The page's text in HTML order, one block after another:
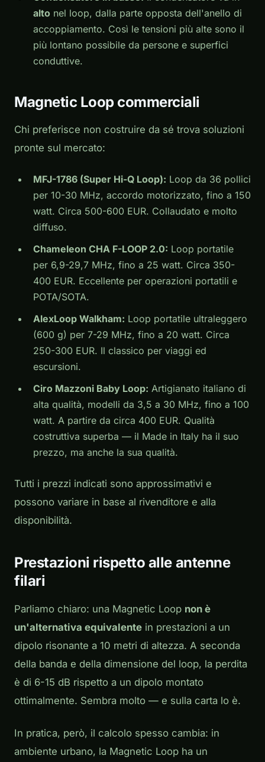
alto nel loop, dalla parte opposta dell'anello di
accoppiamento. Così le tensioni più alte sono il
più lontano possibile da persone e superfici
conduttive.
Magnetic Loop commerciali
Chi preferisce non costruire da sé trova soluzioni
pronte sul mercato:
MFJ-1786 (Super Hi-Q Loop): Loop da 36 pollici
per 10-30 MHz, accordo motorizzato, fino a 150
watt. Circa 500-600 EUR. Collaudato e molto
diffuso.
Chameleon CHA F-LOOP 2.0: Loop portatile
per 6,9-29,7 MHz, fino a 25 watt. Circa 350-
400 EUR. Eccellente per operazioni portatili e
POTA/SOTA.
AlexLoop Walkham: Loop portatile ultraleggero
(600 g) per 7-29 MHz, fino a 20 watt. Circa
250-300 EUR. Il classico per viaggi ed
escursioni.
Ciro Mazzoni Baby Loop: Artigianato italiano di
alta qualità, modelli da 3,5 a 30 MHz, fino a 100
watt. A partire da circa 400 EUR. Qualità
costruttiva superba — il Made in Italy ha il suo
prezzo, ma anche la sua qualità.
Tutti i prezzi indicati sono approssimativi e
possono variare in base al rivenditore e alla
disponibilità.
Prestazioni rispetto alle antenne
filari
Parliamo chiaro: una Magnetic Loop non è
un'alternativa equivalente in prestazioni a un
dipolo risonante a 10 metri di altezza. A seconda
della banda e della dimensione del loop, la perdita
è di 6-15 dB rispetto a un dipolo montato
ottimalmente. Sembra molto — e sulla carta lo è.
In pratica, però, il calcolo spesso cambia: in
ambiente urbano, la Magnetic Loop ha un